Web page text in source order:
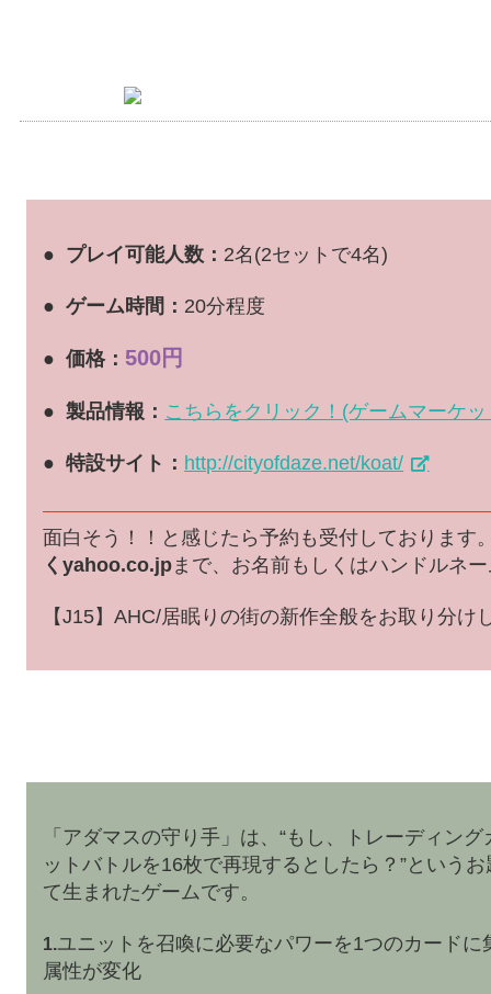
● プレイ可能人数： 2名(2セットで4名)
● ゲーム時間： 20分程度
● 価格： 500円
● 製品情報： こちらをクリック！(ゲームマーケ
● 特設サイト： http://cityofdaze.net/koat/
面白そう！！と感じたら予約も受付しております
くyahoo.co.jpまで、お名前もしくはハンドルネ
【J15】AHC/居眠りの街の新作全般をお取り分け
「アダマスの守り手」は、“もし、トレーディン
ットバトルを16枚で再現するとしたら？”という
て生まれたゲームです。
1.ユニットを召喚に必要なパワーを1つのカード
属性が変化